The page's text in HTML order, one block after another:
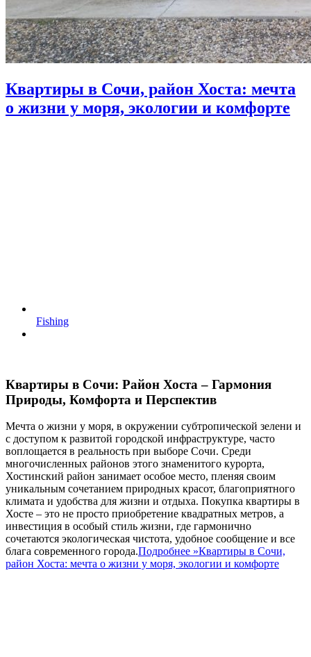
Квартиры в Сочи, район Хоста: мечта
о жизни у моря, экологии и комфорте
Fishing
Квартиры в Сочи: Район Хоста – Гармония
Природы, Комфорта и Перспектив
Мечта о жизни у моря, в окружении субтропической зелени и
с доступом к развитой городской инфраструктуре, часто
воплощается в реальность при выборе Сочи. Среди
многочисленных районов этого знаменитого курорта,
Хостинский район занимает особое место, пленяя своим
уникальным сочетанием природных красот, благоприятного
климата и удобства для жизни и отдыха. Покупка квартиры в
Хосте – это не просто приобретение квадратных метров, а
инвестиция в особый стиль жизни, где гармонично
сочетаются экологическая чистота, удобное сообщение и все
блага современного города.Подробнее »Квартиры в Сочи,
район Хоста: мечта о жизни у моря, экологии и комфорте